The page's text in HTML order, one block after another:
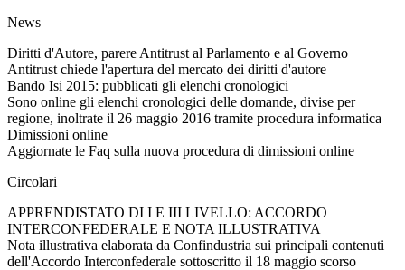
News
Diritti d'Autore, parere Antitrust al Parlamento e al Governo
Antitrust chiede l'apertura del mercato dei diritti d'autore
Bando Isi 2015: pubblicati gli elenchi cronologici
Sono online gli elenchi cronologici delle domande, divise per
regione, inoltrate il 26 maggio 2016 tramite procedura informatica
Dimissioni online
Aggiornate le Faq sulla nuova procedura di dimissioni online
Circolari
APPRENDISTATO DI I E III LIVELLO: ACCORDO
INTERCONFEDERALE E NOTA ILLUSTRATIVA
Nota illustrativa elaborata da Confindustria sui principali contenuti
dell'Accordo Interconfederale sottoscritto il 18 maggio scorso